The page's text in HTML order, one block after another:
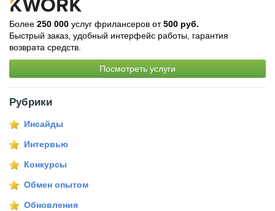
Более 250 000 услуг фрилансеров от500 руб.
Быстрый заказ, удобный интерфейс работы, гарантия
возврата средств.
Посмотреть услуги
Рубрики
Инсайды
Интервью
Конкурсы
Обмен опытом
Обновления